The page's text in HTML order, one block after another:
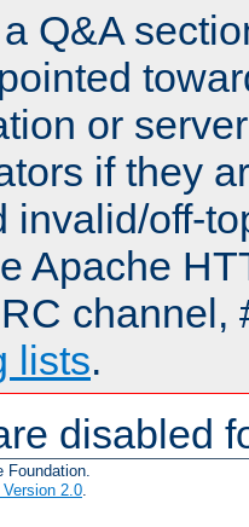
Q&A
or
if they
invalid/off-
Apache
channel,
lists.
disabled
Foundation.
2.0.